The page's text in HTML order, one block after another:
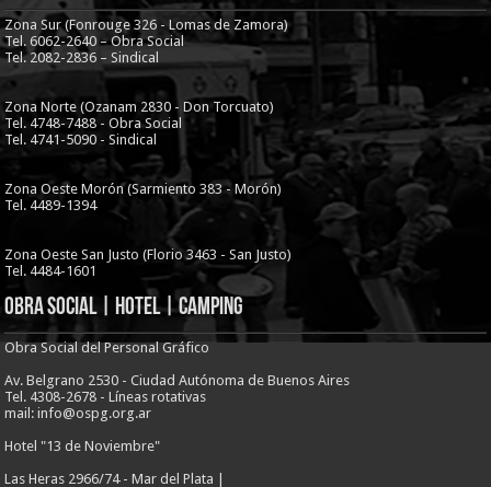
Zona Sur (Fonrouge 326 - Lomas de Zamora)
Tel. 6062-2640 – Obra Social
Tel. 2082-2836 – Sindical
Zona Norte (Ozanam 2830 - Don Torcuato)
Tel. 4748-7488 - Obra Social
Tel. 4741-5090 - Sindical
Zona Oeste Morón (Sarmiento 383 - Morón)
Tel. 4489-1394
Zona Oeste San Justo (Florio 3463 - San Justo)
Tel. 4484-1601
Obra Social | Hotel | Camping
Obra Social del Personal Gráfico
Av. Belgrano 2530 - Ciudad Autónoma de Buenos Aires
Tel. 4308-2678 - Líneas rotativas
mail: info@ospg.org.ar
Hotel "13 de Noviembre"
Las Heras 2966/74 - Mar del Plata |